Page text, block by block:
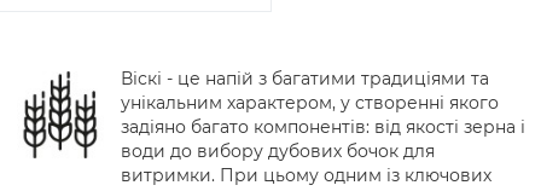
Віскі - це напій з багатими традиціями та
унікальним характером, у створенні якого
задіяно багато компонентів: від якості зерна і
води до вибору дубових бочок для
витримки. При цьому одним із ключових